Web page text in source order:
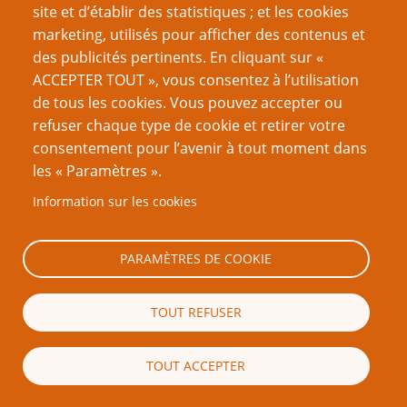
Ajouter un commentaire
Votre nom
Courriel
Page d'accueil
Auteur
site et d’établir des statistiques ; et les cookies
marketing, utilisés pour afficher des contenus et
des publicités pertinents. En cliquant sur «
ACCEPTER TOUT », vous consentez à l’utilisation
de tous les cookies. Vous pouvez accepter ou
refuser chaque type de cookie et retirer votre
consentement pour l’avenir à tout moment dans
les « Paramètres ».
Information sur les cookies
PARAMÈTRES DE COOKIE
TOUT REFUSER
TOUT ACCEPTER